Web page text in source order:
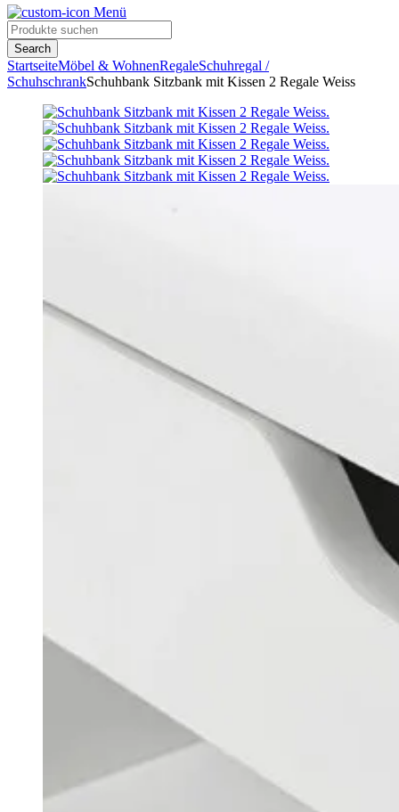
Menü
Search
StartseiteMöbel & WohnenRegaleSchuhregal /
SchuhschrankSchuhbank Sitzbank mit Kissen 2 Regale Weiss